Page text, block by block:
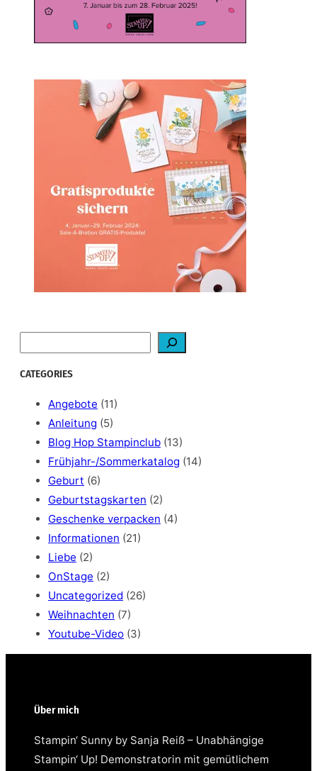
Sale-a-bration 2024 bei
Stampin‘ Up!
1. Februar 2024
e
a
CATEGORIES
Angebote (11)
Anleitung (5)
Blog Hop Stampinclub (13)
Frühjahr-/Sommerkatalog (14)
Geburt (6)
Geburtstagskarten (2)
Geschenke verpacken (4)
Informationen (21)
Liebe (2)
OnStage (2)
Uncategorized (26)
Weihnachten (7)
Youtube-Video (3)
Über mich
Stampin‘ Sunny by Sanja Reiß – Unabhängige
Stampin‘ Up! Demonstratorin mit gemütlichem